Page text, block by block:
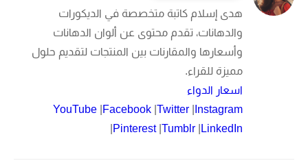
هدى إسلام كاتبة متخصصة في الديكورات
والدهانات، تقدم محتوى عن ألوان الدهانات
وأسعارها والمقارنات بين المنتجات لتقديم حلول
مميزة للقراء.
اسعار الدواء
YouTube Facebook Twitter
Instagram
Pinterest| Tumblr LinkedIn